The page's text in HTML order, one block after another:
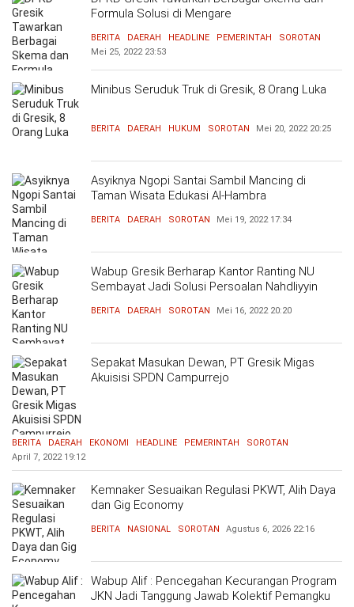
Formula Solusi di Mengare
BERITA DAERAH HEADLINE PEMERINTAH
SOROTAN
Mei 25, 2022 23:53
Minibus Seruduk Truk di Gresik, 8 Orang Luka
BERITA DAERAH HUKUM SOROTAN Mei 20, 2022 20:25
Asyiknya Ngopi Santai Sambil Mancing di
Taman Wisata Edukasi Al-Hambra
BERITA DAERAH SOROTAN Mei 19, 2022 17:34
Wabup Gresik Berharap Kantor Ranting NU
Sembayat Jadi Solusi Persoalan Nahdliyyin
BERITA DAERAH SOROTAN Mei 16, 2022 20:20
Sepakat Masukan Dewan, PT Gresik Migas
Akuisisi SPDN Campurrejo
BERITA DAERAH EKONOMI HEADLINE PEMERINTAH
SOROTAN
April 7, 2022 19:12
Kemnaker Sesuaikan Regulasi PKWT, Alih Daya
dan Gig Economy
BERITA NASIONAL SOROTAN Agustus 6, 2026 22:16
Wabup Alif : Pencegahan Kecurangan Program
JKN Jadi Tanggung Jawab Kolektif Pemangku